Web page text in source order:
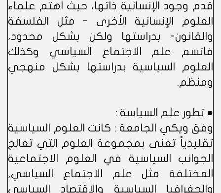
قدم وجود الإنسانية ذاتها، حيث اهتم علماء
العلوم الإنسانية الأخرى - مثل الفلسفة
والقانون- بدراستها ولكن بشكل محدود،
فاتسم علم الاجتماع السياسي وكذلك
العلوم السياسية بدراستها بشكل منهجي
ومنظم.
● تطور علم السياسة :
وفق ويكي الجامعة : كانت العلوم السياسية
تقليدياً تعنى بمجموعة العلوم التي تعالج
الجوانب السياسية في العلوم الاجتماعية
المختلفة مثل علم الاجتماع السياسي,
والجغرافيا السياسية والاقتصاد السياسي